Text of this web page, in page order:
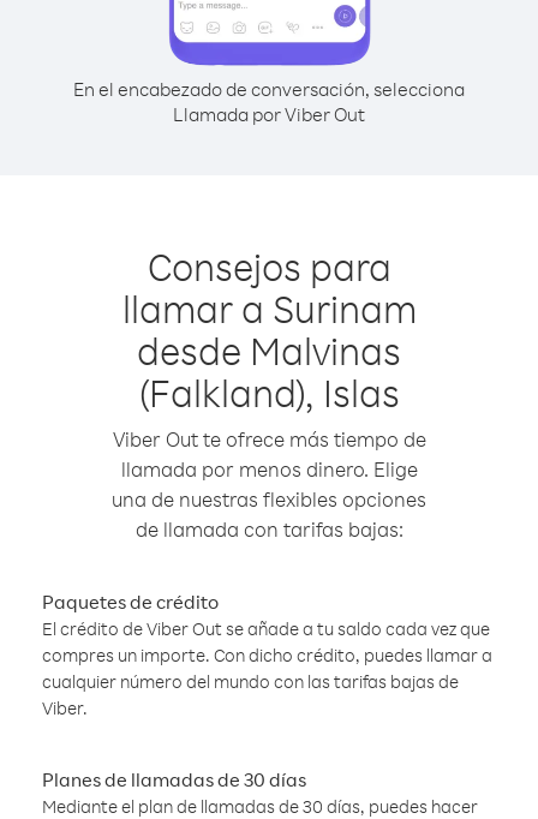
En el encabezado de conversación, selecciona
Llamada por Viber Out
Consejos para
llamar a Surinam
desde Malvinas
(Falkland), Islas
Viber Out te ofrece más tiempo de
llamada por menos dinero. Elige
una de nuestras flexibles opciones
de llamada con tarifas bajas:
Paquetes de crédito
El crédito de Viber Out se añade a tu saldo cada vez que
compres un importe. Con dicho crédito, puedes llamar a
cualquier número del mundo con las tarifas bajas de
Viber.
Planes de llamadas de 30 días
Mediante el plan de llamadas de 30 días, puedes hacer